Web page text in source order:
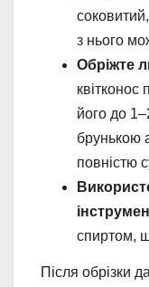
з нього
Обріжте
квітконос
його до
брунькою
повністю
спиртом,
Після обрізки